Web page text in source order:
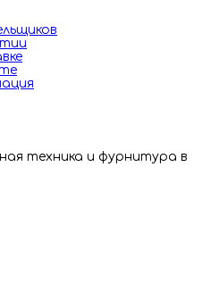
техника и фурнитура в